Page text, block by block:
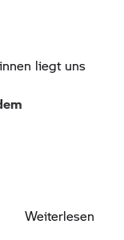
liegt uns
Weiterlesen